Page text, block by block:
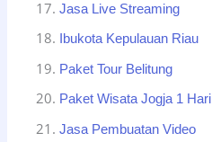
Jasa Live Streaming
Ibukota Kepulauan Riau
Paket Tour Belitung
Paket Wisata Jogja 1 Hari
Jasa Pembuatan Video